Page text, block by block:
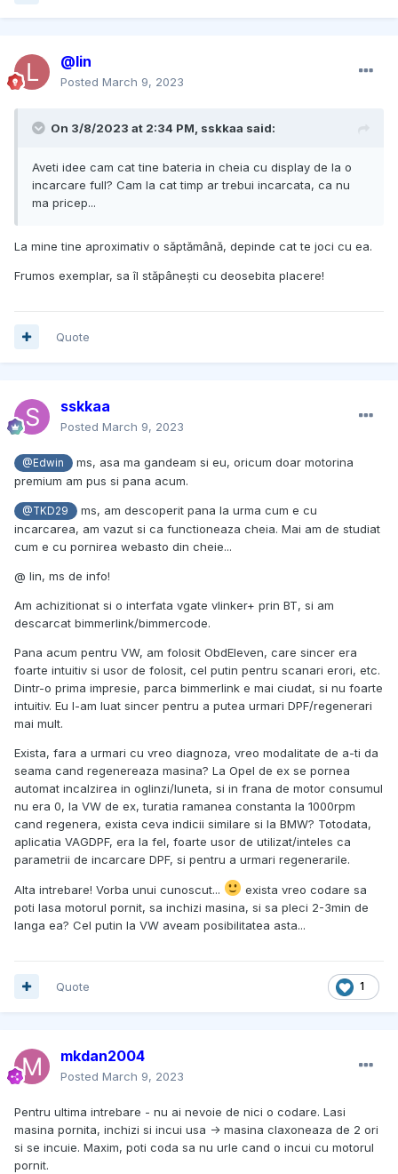
@lin
Posted March 9, 2023
On 3/8/2023 at 2:34 PM, sskkaa said:
Aveti idee cam cat tine bateria in cheia cu display de la o
incarcare full? Cam la cat timp ar trebui incarcata, ca nu
ma pricep...
La mine tine aproximativ o săptămână, depinde cat te joci cu ea.
Frumos exemplar, sa îl stăpânești cu deosebita placere!
Quote
sskkaa
Posted March 9, 2023
@Edwin
ms, asa ma gandeam si eu, oricum doar motorina
premium am pus si pana acum.
@TKD29
ms, am descoperit pana la urma cum e cu
incarcarea, am vazut si ca functioneaza cheia. Mai am de studiat
cum e cu pornirea webasto din cheie...
@ lin, ms de info!
Am achizitionat si o interfata vgate vlinker+ prin BT, si am
descarcat bimmerlink/bimmercode.
Pana acum pentru VW, am folosit ObdEleven, care sincer era
foarte intuitiv si usor de folosit, cel putin pentru scanari erori, etc.
Dintr-o prima impresie, parca bimmerlink e mai ciudat, si nu foarte
intuitiv. Eu l-am luat sincer pentru a putea urmari DPF/regenerari
mai mult.
Exista, fara a urmari cu vreo diagnoza, vreo modalitate de a-ti da
seama cand regenereaza masina? La Opel de ex se pornea
automat incalzirea in oglinzi/luneta, si in frana de motor consumul
nu era 0, la VW de ex, turatia ramanea constanta la 1000rpm
cand regenera, exista ceva indicii similare si la BMW? Totodata,
aplicatia VAGDPF, era la fel, foarte usor de utilizat/inteles ca
parametrii de incarcare DPF, si pentru a urmari regenerarile.
Alta intrebare! Vorba unui cunoscut...
exista vreo codare sa
poti lasa motorul pornit, sa inchizi masina, si sa pleci 2-3min de
langa ea? Cel putin la VW aveam posibilitatea asta...
1
Quote
mkdan2004
Posted March 9, 2023
Pentru ultima intrebare - nu ai nevoie de nici o codare. Lasi
masina pornita, inchizi si incui usa -> masina claxoneaza de 2 ori
si se incuie. Maxim, poti coda sa nu urle cand o incui cu motorul
pornit.